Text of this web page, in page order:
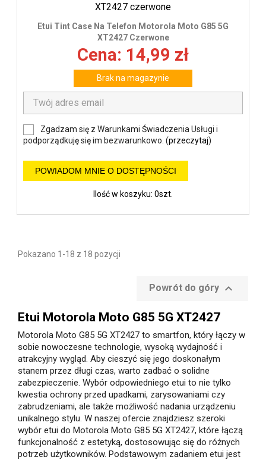
Etui Tint Case Na Telefon Motorola Moto G85 5G
XT2427 Czerwone
Cena: 14,99 zł
Brak na magazynie
Zgadzam się z Warunkami Świadczenia Usługi i
podporządkuję się im bezwarunkowo. (przeczytaj)
POWIADOM MNIE O DOSTĘPNOŚCI
Ilość w koszyku: 0szt.
Pokazano 1-18 z 18 pozycji
Powrót do góry 
Etui Motorola Moto G85 5G XT2427
Motorola Moto G85 5G XT2427 to smartfon, który łączy w
sobie nowoczesne technologie, wysoką wydajność i
atrakcyjny wygląd. Aby cieszyć się jego doskonałym
stanem przez długi czas, warto zadbać o solidne
zabezpieczenie. Wybór odpowiedniego etui to nie tylko
kwestia ochrony przed upadkami, zarysowaniami czy
zabrudzeniami, ale także możliwość nadania urządzeniu
unikalnego stylu. W naszej ofercie znajdziesz szeroki
wybór etui do Motorola Moto G85 5G XT2427, które łączą
funkcjonalność z estetyką, dostosowując się do różnych
potrzeb użytkowników. Podstawowym zadaniem etui jest